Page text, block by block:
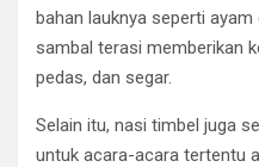
bahan lauknya seperti
sambal terasi memberikan
pedas, dan segar.
Selain itu, nasi timbel juga
untuk acara-acara tertentu